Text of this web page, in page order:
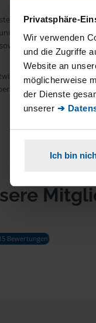
Privatsphäre-
Wir verwenden
und die Zugriffe
Website an
möglicherweise
der Dienste
unserer ➔
Ich bin
wir die
Unterhaltsempfänger
Kapitalerträgen sind
aus
Bewertungen)